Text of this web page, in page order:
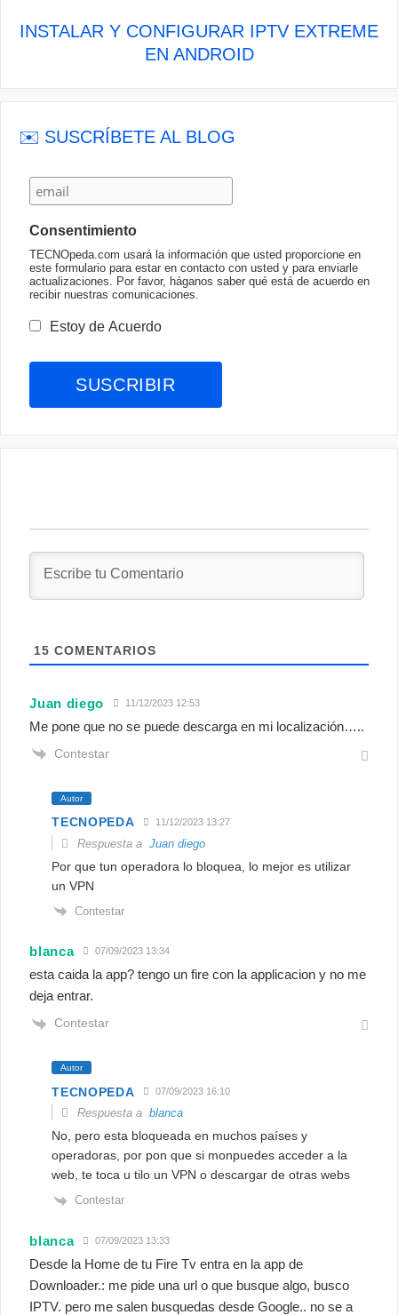
INSTALAR Y CONFIGURAR IPTV EXTREME
EN ANDROID
✉️ SUSCRÍBETE AL BLOG
Consentimiento
TECNOpeda.com usará la información que usted proporcione en
este formulario para estar en contacto con usted y para enviarle
actualizaciones. Por favor, háganos saber qué está de acuerdo en
recibir nuestras comunicaciones.
Estoy de Acuerdo
15 COMENTARIOS
Juan diego 11/12/2023 12:53
Me pone que no se puede descarga en mi localización…..
Contestar
Autor
TECNOPEDA 11/12/2023 13:27
Respuesta aJuan diego
Por que tun operadora lo bloquea, lo mejor es utilizar
un VPN
Contestar
blanca 07/09/2023 13:34
esta caida la app? tengo un fire con la applicacion y no me
deja entrar.
Contestar
Autor
TECNOPEDA 07/09/2023 16:10
Respuesta ablanca
No, pero esta bloqueada en muchos países y
operadoras, por pon que si monpuedes acceder a la
web, te toca u tilo un VPN o descargar de otras webs
Contestar
blanca 07/09/2023 13:33
Desde la Home de tu Fire Tv entra en la app de
Downloader.: me pide una url o que busque algo, busco
IPTV. pero me salen busquedas desde Google.. no se a